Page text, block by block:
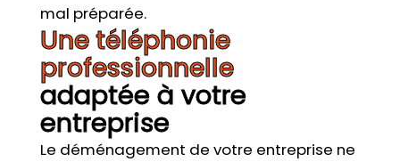
mal préparée.
Une téléphonie
professionnelle
adaptée à votre
entreprise
Le déménagement de votre entreprise ne